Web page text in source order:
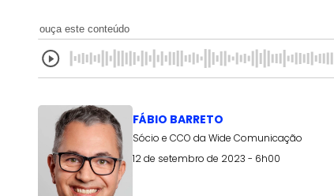
ouça este conteúdo
FÁBIO BARRETO
Sócio e CCO da Wide Comunicação
12 de setembro de 2023 - 6h00